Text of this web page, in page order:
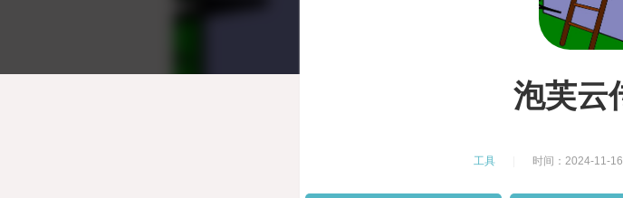
泡芙云
工具 时间：2024-11-16